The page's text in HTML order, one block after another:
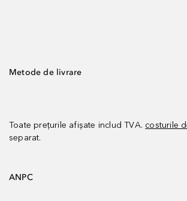
Metode de livrare
Toate prețurile afișate includ TVA. costurile
separat.
ANPC